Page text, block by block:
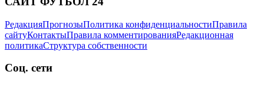
РедакцияПрогнозыПолитика конфиденциальностиПравила
сайтуКонтактыПравила комментированияРедакционная
политикаСтруктура собственности
Соц. сети